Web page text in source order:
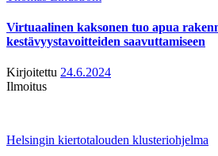
Virtuaalinen kaksonen tuo apua
kestävyystavoitteiden saavuttamiseen
Kirjoitettu 24.6.2024
Ilmoitus
Helsingin kiertotalouden klusteriohjelma